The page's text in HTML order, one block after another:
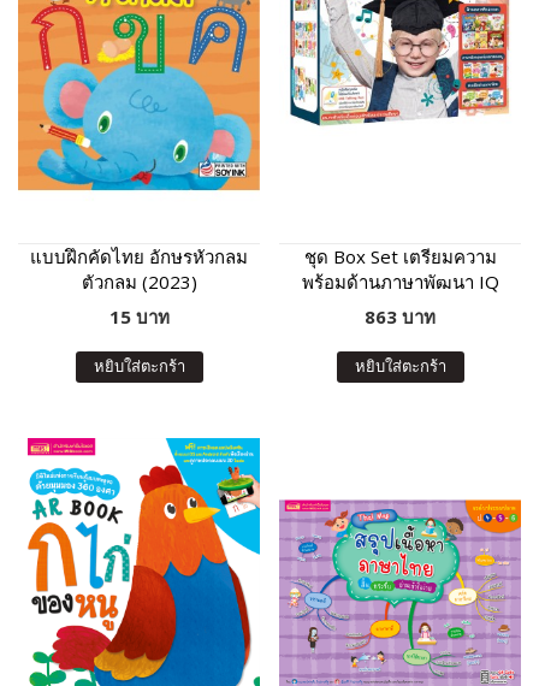
แบบฝึกคัดไทย อักษรหัวกลม
ตัวกลม (2023)
15 บาท
หยิบใส่ตะกร้า
ชุด Box Set เตรียมความ
พร้อมด้านภาษาพัฒนา IQ
13 เล่ม
863 บาท
หยิบใส่ตะกร้า